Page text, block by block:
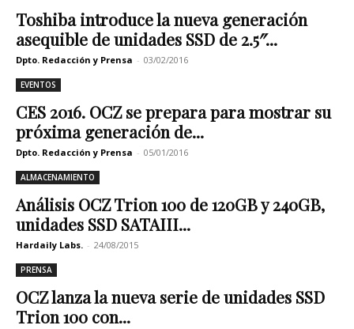
Toshiba introduce la nueva generación
asequible de unidades SSD de 2.5″...
Dpto. Redacción y Prensa - 03/02/2016
EVENTOS
CES 2016. OCZ se prepara para mostrar su
próxima generación de...
Dpto. Redacción y Prensa - 05/01/2016
ALMACENAMIENTO
Análisis OCZ Trion 100 de 120GB y 240GB,
unidades SSD SATAIII...
Hardaily Labs. - 24/08/2015
PRENSA
OCZ lanza la nueva serie de unidades SSD
Trion 100 con...